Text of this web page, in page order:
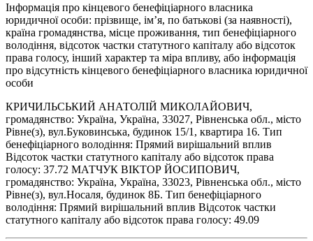
Інформація про кінцевого бенефіціарного власника
юридичної особи: прізвище, ім’я, по батькові (за наявності),
країна громадянства, місце проживання, тип бенефіціарного
володіння, відсоток частки статутного капіталу або відсоток
права голосу, інший характер та міра впливу, або інформація
про відсутність кінцевого бенефіціарного власника юридичної
особи
КРИЧИЛЬСЬКИЙ АНАТОЛІЙ МИКОЛАЙОВИЧ,
громадянство: Україна, Україна, 33027, Рівненська обл., місто
Рівне(з), вул.Буковинська, будинок 15/1, квартира 16. Тип
бенефіціарного володіння: Прямий вирішальний вплив
Відсоток частки статутного капіталу або відсоток права
голосу: 37.72 МАТЧУК ВІКТОР ЙОСИПОВИЧ,
громадянство: Україна, Україна, 33023, Рівненська обл., місто
Рівне(з), вул.Носаля, будинок 8Б. Тип бенефіціарного
володіння: Прямий вирішальний вплив Відсоток частки
статутного капіталу або відсоток права голосу: 49.09